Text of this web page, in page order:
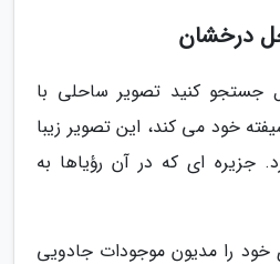
درخشان
جستجو کنید تصویر ساحلی با
خود می کند، این تصویر زیبا
جزیره ای که در آن رؤیاها به
خود را مدیون موجودات جادویی